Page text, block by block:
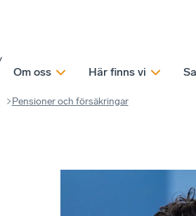
Om oss Här finns vi
Pensioner och försäkringar